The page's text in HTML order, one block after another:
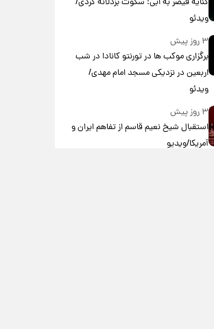
ویدئو
۳ روز پیش
برگزاری موکب ها در تورنتو کانادا در شب
اربعین در نزدیکی مسجد امام مهدی/
ویدئو
۳ روز پیش
استقبال شیخ نعیم قاسم از تفاهم ایران و
آمریکا/ویدیو